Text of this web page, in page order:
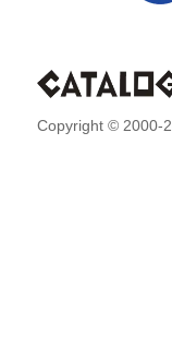
Copyright © 2000-